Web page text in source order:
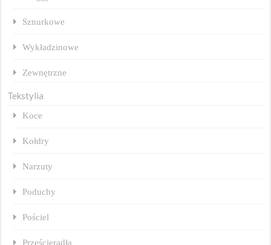
Sznurkowe
Wykładzinowe
Zewnętrzne
Tekstylia
Koce
Kołdry
Narzuty
Poduchy
Pościel
Prześcieradła